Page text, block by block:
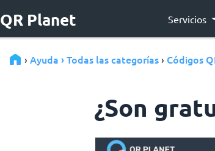
QR Planet Servicios
› Ayuda › Todas las categorías › Códigos
¿Son